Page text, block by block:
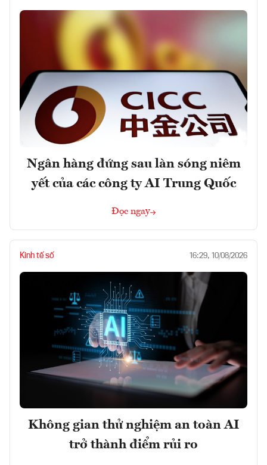
Ngân hàng đứng sau làn sóng niêm
yết của các công ty AI Trung Quốc
Đọc ngay
Kinh tế số 16:29, 10/08/2026
Không gian thử nghiệm an toàn AI
trở thành điểm rủi ro